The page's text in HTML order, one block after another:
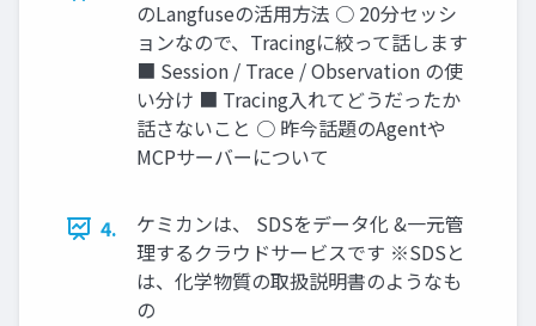
のLangfuseの活用方法 ○ 20分セッシ
ョンなので、Tracingに絞って話します
■ Session / Trace / Observation の使
い分け ■ Tracing入れてどうだったか
話さないこと ○ 昨今話題のAgentや
MCPサーバーについて
4.
ケミカンは、 SDSをデータ化 &一元管
理するクラウドサービスです ※SDSと
は、化学物質の取扱説明書のようなも
の